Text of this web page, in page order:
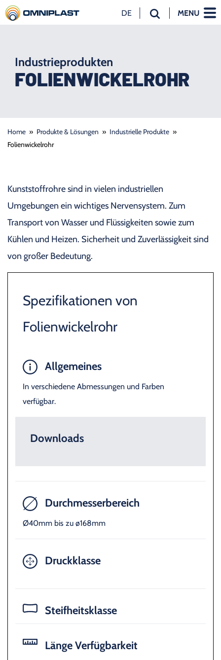
DE
MENU
Industrieprodukten
FOLIENWICKELROHR
Home » Produkte & Lösungen » Industrielle Produkte »
Folienwickelrohr
Kunststoffrohre sind in vielen industriellen
Umgebungen ein wichtiges Nervensystem. Zum
Transport von Wasser und Flüssigkeiten sowie zum
Kühlen und Heizen. Sicherheit und Zuverlässigkeit sind
von großer Bedeutung.
Spezifikationen von
Folienwickelrohr
Allgemeines
In verschiedene Abmessungen und Farben
verfügbar.
Downloads
Durchmesserbereich
Ø40mm bis zu ø168mm
Druckklasse
Steifheitsklasse
Länge Verfügbarkeit